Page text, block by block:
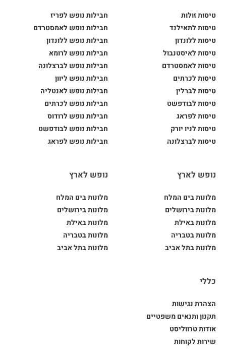
טיסות זולות
טיסות לתאילנד
טיסות ללונדון
טיסות לאיסטנבול
טיסות לאמסטרדם
טיסות לכרתים
טיסות לברלין
טיסות לבודפשט
טיסות לפראג
טיסות לניו יורק
טיסות לברצלונה
חבילות נופש לפריז
חבילות נופש לאמסטרדם
חבילות נופש ללונדון
חבילות נופש לרומא
חבילות נופש לברצלונה
חבילות נופש ליוון
חבילות נופש לאנטליה
חבילות נופש לכרתים
חבילות נופש לרודוס
חבילות נופש לבודפשט
חבילות נופש לפראג
נופש לארץ
מלונות בים המלח
מלונות בירושלים
מלונות באילת
מלונות בטבריה
מלונות בתל אביב
נופש לארץ
מלונות בים המלח
מלונות בירושלים
מלונות באילת
מלונות בטבריה
מלונות בתל אביב
כללי
הצהרת נגישות
תקנון ותנאים משפטיים
אודות טרווליסט
שירות לקוחות